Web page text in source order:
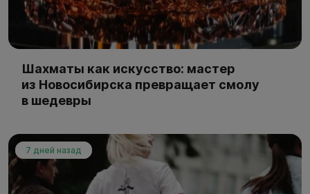
Шахматы как искусство: мастер
из Новосибирска превращает смолу
в шедевры
7 дней назад